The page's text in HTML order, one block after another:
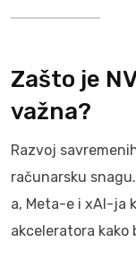
Zašto je
važna?
Razvoj
računarsku
a, Meta-e i xAI-ja
akceleratora kako